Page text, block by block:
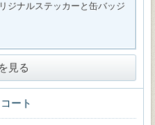
ジナルステッカーと缶バッジ
見る
ート